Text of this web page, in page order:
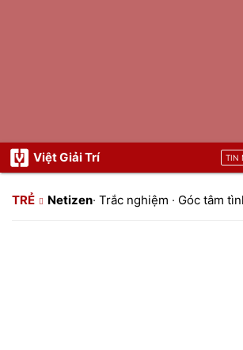
Việt Giải Trí TIN
TRẺ Netizen· Trắc nghiệm · Góc tâm